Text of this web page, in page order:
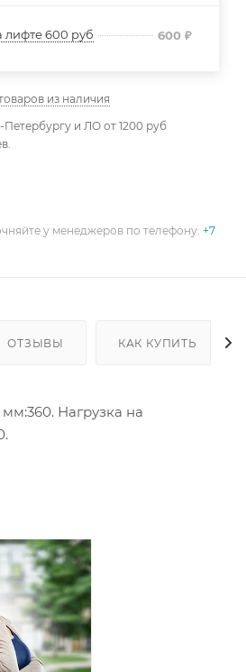
лифте 600 руб 600 ₽
из наличия
и ЛО от 1200 руб
у менеджеров по телефону: +7
ОТЗЫВЫ КАК КУПИТЬ
Нагрузка на